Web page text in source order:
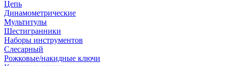
Цепь
Динамометрические
Мультитулы
Шестигранники
Наборы инструментов
Слесарный
Рожковые/накидные ключи